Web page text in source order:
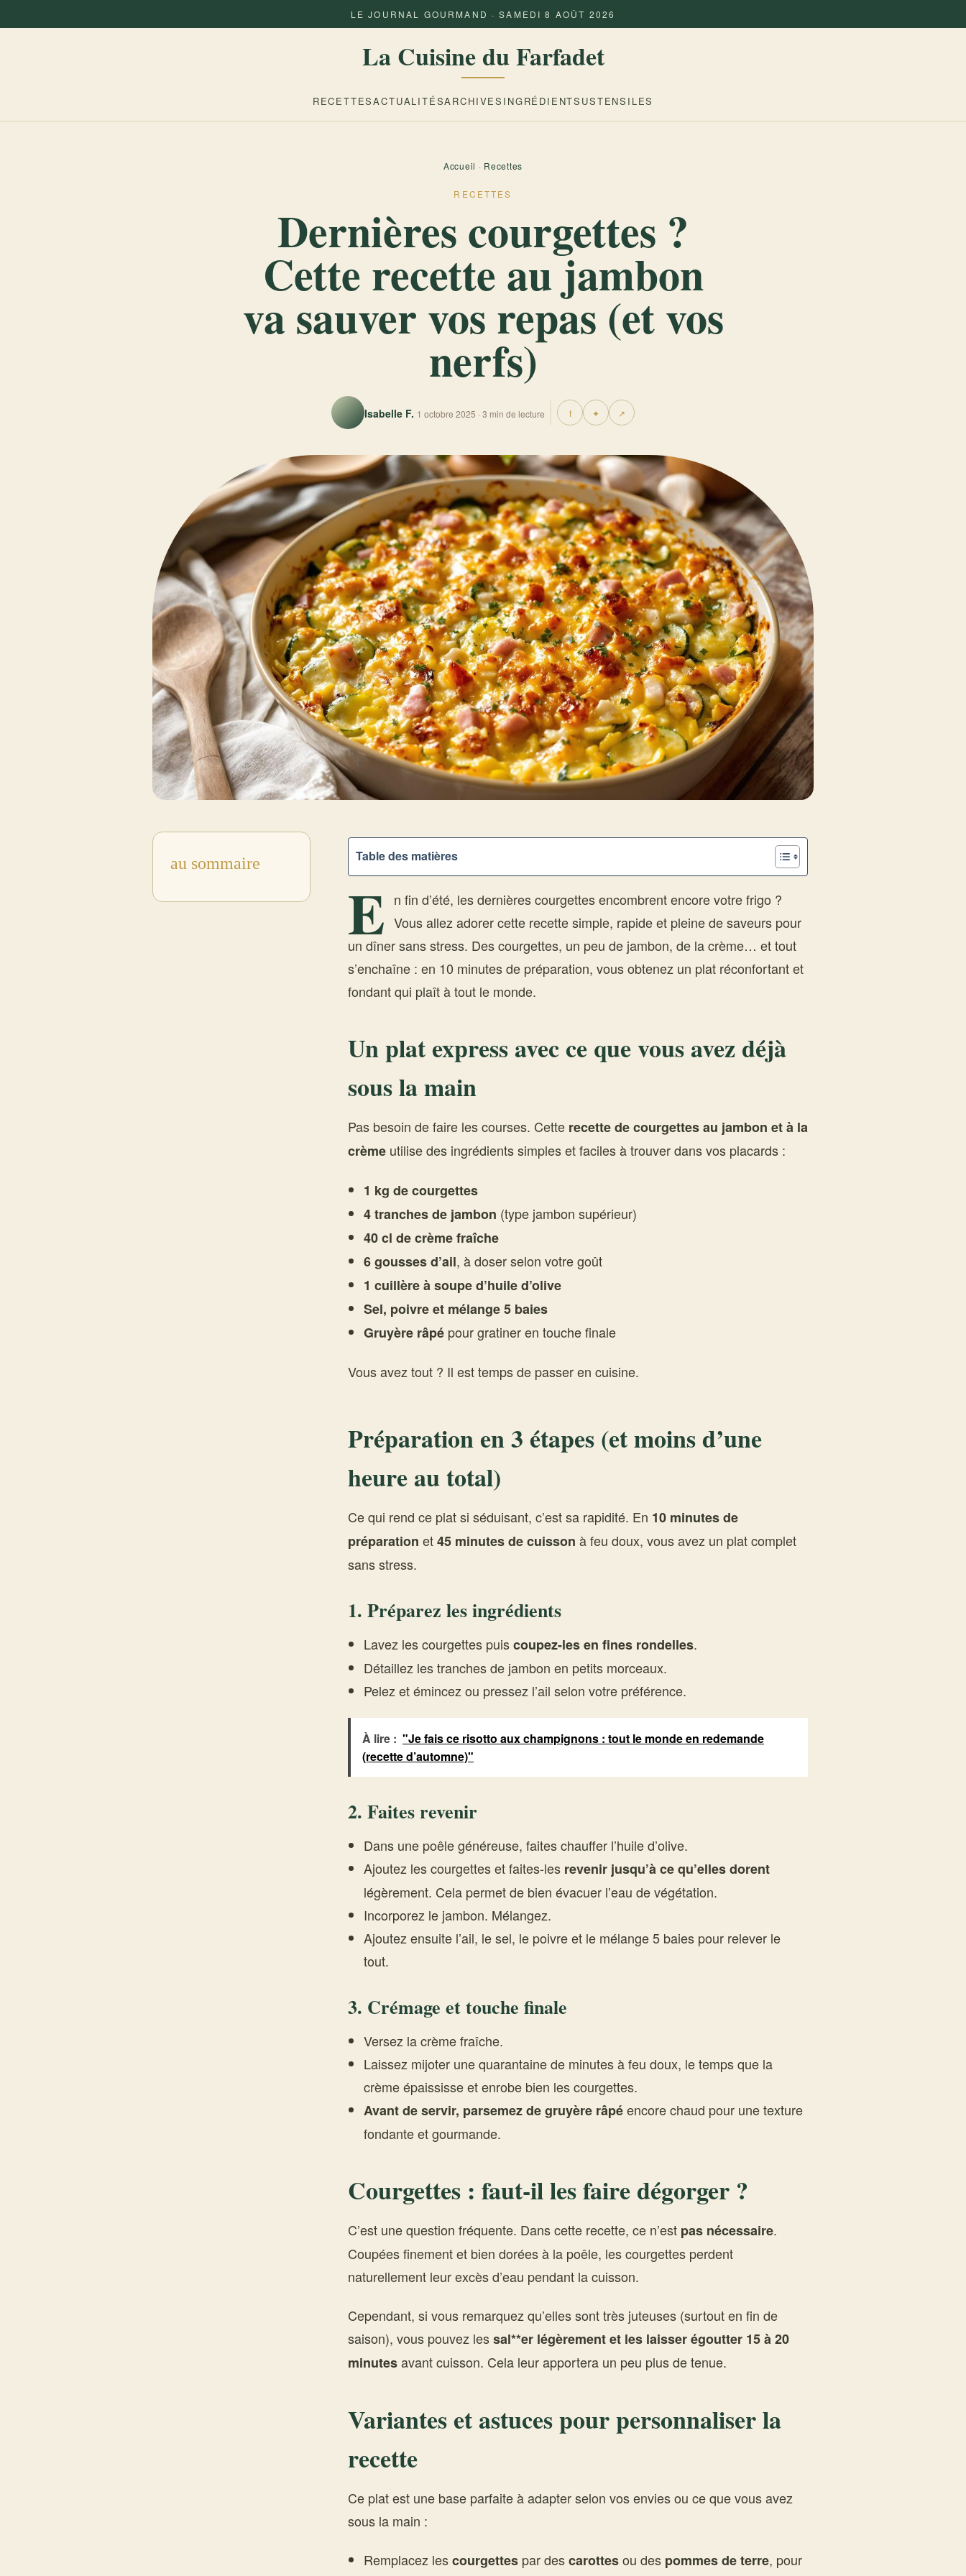
LE JOURNAL GOURMAND · SAMEDI 8 AOÛT 2026
La Cuisine du Farfadet
RECETTESACTUALITÉSARCHIVES INGRÉDIENTS USTENSILES
Accueil · Recettes
RECETTES
Dernières courgettes ?
Cette recette au jambon
va sauver vos repas (et vos
nerfs)
Isabelle F. 1 octobre 2025 · 3 min de lecture f ✦ ↗
au sommaire Table des matières
E n fin d’été, les dernières courgettes encombrent encore votre frigo ?
Vous allez adorer cette recette simple, rapide et pleine de saveurs pour
un dîner sans stress. Des courgettes, un peu de jambon, de la crème… et tout
s’enchaîne : en 10 minutes de préparation, vous obtenez un plat réconfortant et
fondant qui plaît à tout le monde.
Un plat express avec ce que vous avez déjà
sous la main
Pas besoin de faire les courses. Cette recette de courgettes au jambon et à la
crème utilise des ingrédients simples et faciles à trouver dans vos placards :
1 kg de courgettes
4 tranches de jambon (type jambon supérieur)
40 cl de crème fraîche
6 gousses d’ail, à doser selon votre goût
1 cuillère à soupe d’huile d’olive
Sel, poivre et mélange 5 baies
Gruyère râpépour gratiner en touche finale
Vous avez tout ? Il est temps de passer en cuisine.
Préparation en 3 étapes (et moins d’une
heure au total)
Ce qui rend ce plat si séduisant, c’est sa rapidité. En 10 minutes de
préparation et45 minutes de cuisson à feu doux, vous avez un plat complet
sans stress.
1. Préparez les ingrédients
Lavez les courgettes puiscoupez-les en fines rondelles.
Détaillez les tranches de jambon en petits morceaux.
Pelez et émincez ou pressez l’ail selon votre préférence.
À lire : "Je fais ce risotto aux champignons : tout le monde en redemande
(recette d’automne)"
2. Faites revenir
Dans une poêle généreuse, faites chauffer l’huile d’olive.
Ajoutez les courgettes et faites-les revenir jusqu’à ce qu’elles dorent
légèrement. Cela permet de bien évacuer l’eau de végétation.
Incorporez le jambon. Mélangez.
Ajoutez ensuite l’ail, le sel, le poivre et le mélange 5 baies pour relever le
tout.
3. Crémage et touche finale
Versez la crème fraîche.
Laissez mijoter une quarantaine de minutes à feu doux, le temps que la
crème épaississe et enrobe bien les courgettes.
Avant de servir, parsemez de gruyère râpéencore chaud pour une texture
fondante et gourmande.
Courgettes : faut-il les faire dégorger ?
C’est une question fréquente. Dans cette recette, ce n’est pas nécessaire.
Coupées finement et bien dorées à la poêle, les courgettes perdent
naturellement leur excès d’eau pendant la cuisson.
Cependant, si vous remarquez qu’elles sont très juteuses (surtout en fin de
saison), vous pouvez lessal**er légèrement et les laisser égoutter 15 à 20
minutesavant cuisson. Cela leur apportera un peu plus de tenue.
Variantes et astuces pour personnaliser la
recette
Ce plat est une base parfaite à adapter selon vos envies ou ce que vous avez
sous la main :
Remplacez lescourgettespar descarottesou des pommes de terre, pour